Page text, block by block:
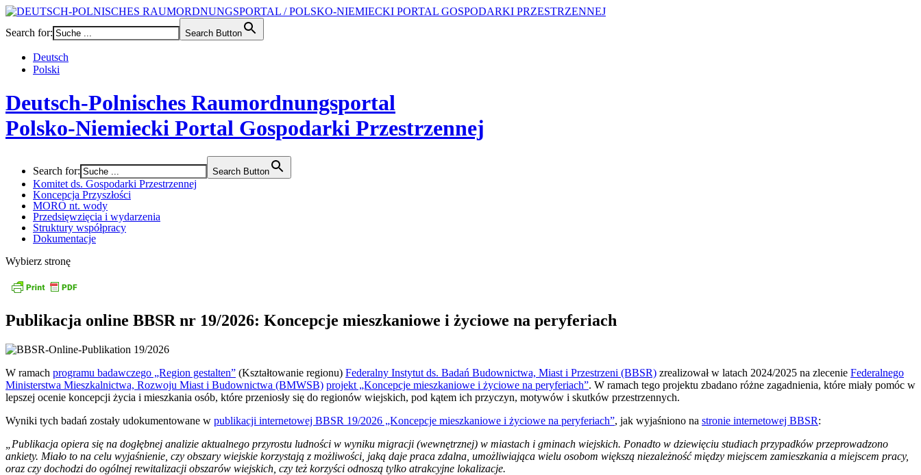
Search for: Search Button
Deutsch
Polski
Deutsch-Polnisches Raumordnungsportal
Polsko-Niemiecki Portal Gospodarki Przestrzennej
Search for: Search Button
Komitet ds. Gospodarki Przestrzennej
Koncepcja Przyszłości
MORO nt. wody
Przedsięwzięcia i wydarzenia
Struktury współpracy
Dokumentacje
Wybierz stronę
Publikacja online BBSR nr 19/2026: Koncepcje mieszkaniowe i życiowe na peryferiach
W ramach programu badawczego „Region gestalten” (Kształtowanie regionu) Federalny Instytut ds. Badań Budownictwa, Miast i Przestrzeni (BBSR) zrealizował w latach 2024/2025 na zlecenie Federalnego
Ministerstwa Mieszkalnictwa, Rozwoju Miast i Budownictwa (BMWSB) projekt „Koncepcje mieszkaniowe i życiowe na peryferiach”. W ramach tego projektu zbadano różne zagadnienia, które miały pomóc w
lepszej ocenie koncepcji życia i mieszkania osób, które przeniosły się do regionów wiejskich, pod kątem ich przyczyn, motywów i skutków przestrzennych.
Wyniki tych badań zostały udokumentowane w publikacji internetowej BBSR 19/2026 „Koncepcje mieszkaniowe i życiowe na peryferiach”, jak wyjaśniono na stronie internetowej BBSR:
„Publikacja opiera się na dogłębnej analizie aktualnego przyrostu ludności w wyniku migracji (wewnętrznej) w miastach i gminach wiejskich. Ponadto w dziewięciu studiach przypadków przeprowadzono
ankiety. Miało to na celu wyjaśnienie, czy obszary wiejskie korzystają z możliwości, jaką daje praca zdalna, umożliwiająca wielu osobom większą niezależność między miejscem zamieszkania a miejscem pracy,
oraz czy dochodzi do ogólnej rewitalizacji obszarów wiejskich, czy też korzyści odnoszą tylko atrakcyjne lokalizacje.